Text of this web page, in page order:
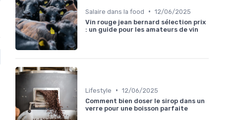
Salaire dans la food • 12/06/2025
Vin rouge jean bernard sélection prix
: un guide pour les amateurs de vin
Lifestyle • 12/06/2025
Comment bien doser le sirop dans un
verre pour une boisson parfaite